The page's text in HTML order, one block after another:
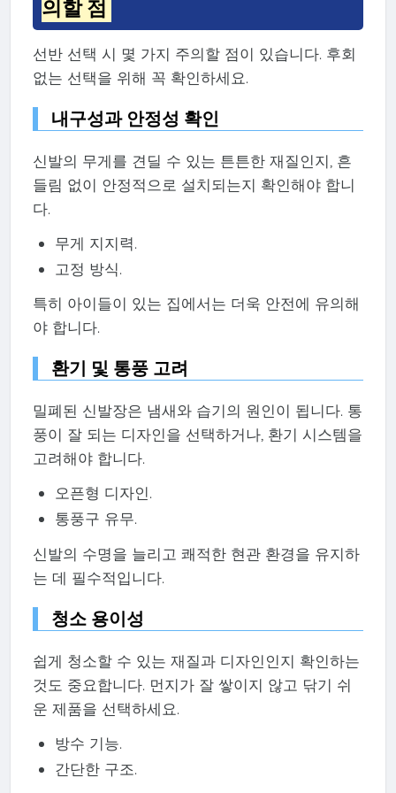
의할 점
선반 선택 시 몇 가지 주의할 점이 있습니다. 후회
없는 선택을 위해 꼭 확인하세요.
내구성과 안정성 확인
신발의 무게를 견딜 수 있는 튼튼한 재질인지, 흔
들림 없이 안정적으로 설치되는지 확인해야 합니
다.
무게 지지력.
고정 방식.
특히 아이들이 있는 집에서는 더욱 안전에 유의해
야 합니다.
환기 및 통풍 고려
밀폐된 신발장은 냄새와 습기의 원인이 됩니다. 통
풍이 잘 되는 디자인을 선택하거나, 환기 시스템을
고려해야 합니다.
오픈형 디자인.
통풍구 유무.
신발의 수명을 늘리고 쾌적한 현관 환경을 유지하
는 데 필수적입니다.
청소 용이성
쉽게 청소할 수 있는 재질과 디자인인지 확인하는
것도 중요합니다. 먼지가 잘 쌓이지 않고 닦기 쉬
운 제품을 선택하세요.
방수 기능.
간단한 구조.